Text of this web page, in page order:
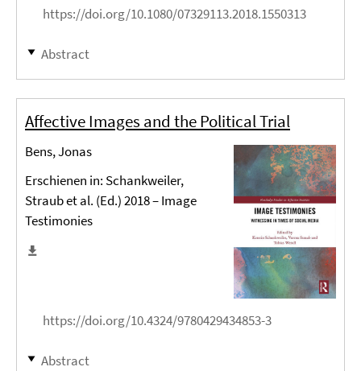
https://doi.org/10.1080/07329113.2018.1550313
Abstract
Affective Images and the Political Trial
Bens, Jonas
Erschienen in: Schankweiler,
Straub et al. (Ed.) 2018 – Image
Testimonies
https://doi.org/10.4324/9780429434853-3
Abstract